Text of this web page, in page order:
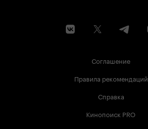
Соглашение
Правила рекомендаций
Справка
Кинопоиск PRO